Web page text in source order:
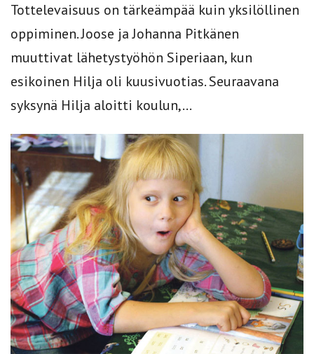
Tottelevaisuus on tärkeämpää kuin yksilöllinen
oppiminen. Joose ja Johanna Pitkänen
muuttivat lähetystyöhön Siperiaan, kun
esikoinen Hilja oli kuusivuotias. Seuraavana
syksynä Hilja aloitti koulun,...